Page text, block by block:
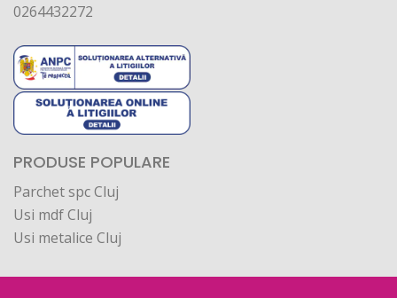
0264432272
PRODUSE POPULARE
Parchet spc Cluj
Usi mdf Cluj
Usi metalice Cluj